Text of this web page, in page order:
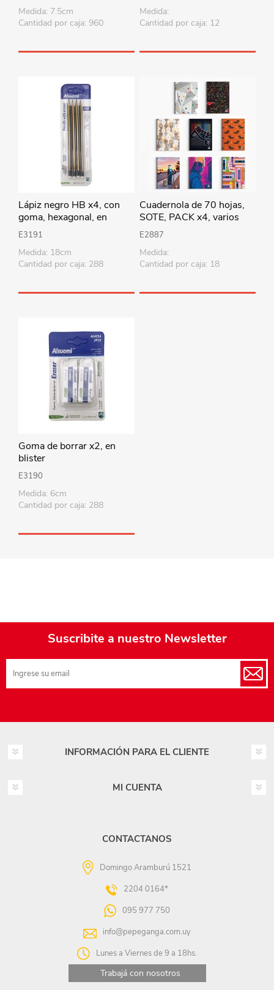
Medida: 7.5cm
Cantidad por caja: 960
Medida:
Cantidad por caja: 12
Lápiz negro HB x4, con
goma, hexagonal, en
blister
E3191
Medida: 18cm
Cantidad por caja: 288
Cuadernola de 70 hojas,
SOTE, PACK x4, varios
diseños
E2887
Medida:
Cantidad por caja: 18
Goma de borrar x2, en
blister
E3190
Medida: 6cm
Cantidad por caja: 288
Suscribite a nuestro Newsletter
INFORMACIÓN PARA EL CLIENTE
MI CUENTA
CONTACTANOS
Domingo Aramburú 1521
2204 0164*
095 977 750
info@pepeganga.com.uy
Lunes a Viernes de 9 a 18hs.
Trabajá con nosotros